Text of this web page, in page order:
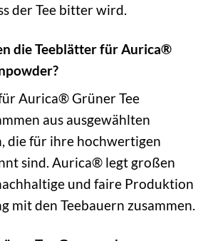
der Tee bitter wird.
die Teeblätter für Aurica®
Aurica® Grüner Tee
aus ausgewählten
die für ihre hochwertigen
sind. Aurica® legt großen
und faire Produktion
mit den Teebauern zusammen.